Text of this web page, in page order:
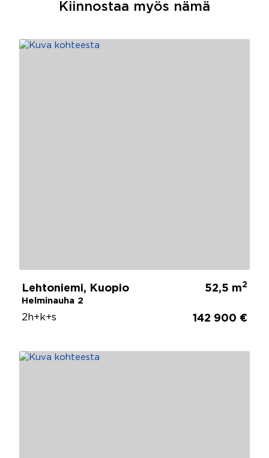
Kiinnostaa myös nämä
Lehtoniemi, Kuopio
Helminauha 2
52,5 m2
2h+k+s 142 900 €